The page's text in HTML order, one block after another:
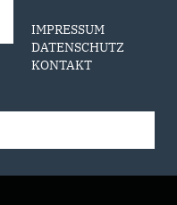
IMPRESSUM
DATENSCHUTZ
KONTAKT